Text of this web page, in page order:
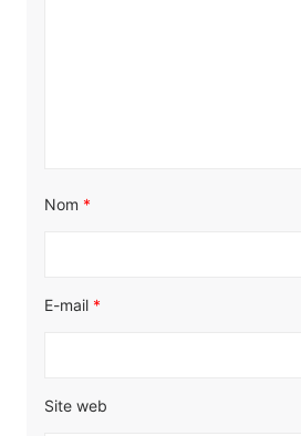
Nom *
E-mail *
Site web